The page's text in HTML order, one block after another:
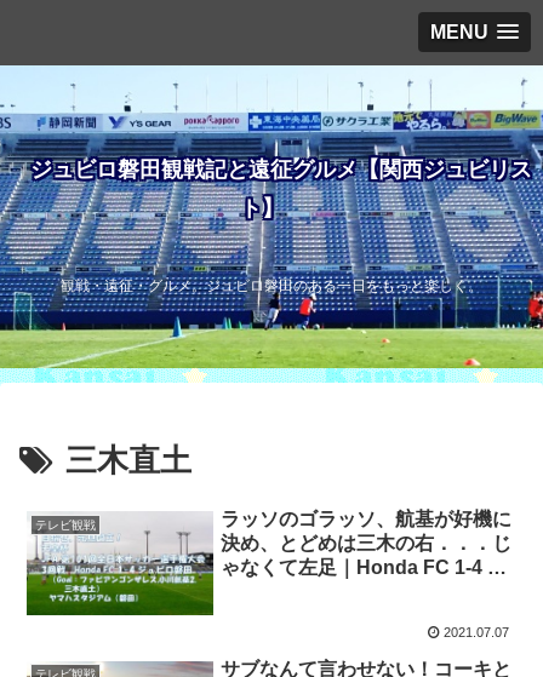
MENU
ジュビロ磐田観戦記と遠征グルメ【関西ジュビリス
ト】
観戦・遠征・グルメ。ジュビロ磐田のある一日をもっと楽しく。
三木直土
テレビ観戦
ラッソのゴラッソ、航基が好機に
決め、とどめは三木の右．．．じ
ゃなくて左足｜Honda FC 1-4 磐
2021.07.07
サブなんて言わせない！コーキと